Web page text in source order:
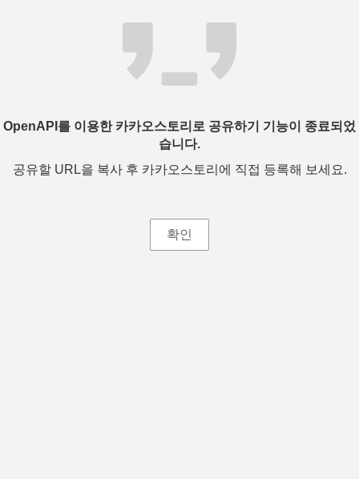
OpenAPI를 이용한 카카오스토리로 공유하기 기능이 종료되었
습니다.
공유할 URL을 복사 후 카카오스토리에 직접 등록해 보세요.
확인